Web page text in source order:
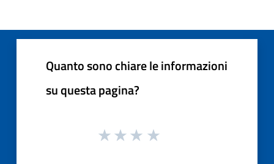
Quanto sono chiare le informazioni
su questa pagina?